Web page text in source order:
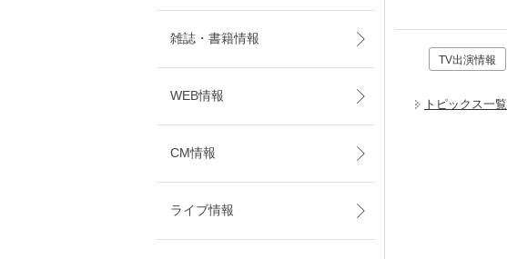
TV出演情報
トピックス一
雑誌・書籍情報
WEB情報
CM情報
ライブ情報